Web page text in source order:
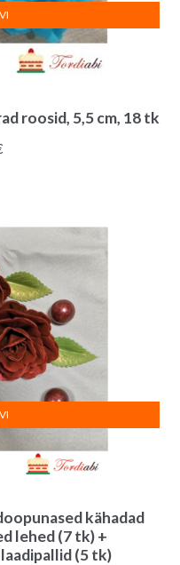
roosid, 5,5 cm, 18 tk
kähadad
lehed (7 tk) +
(5 tk)